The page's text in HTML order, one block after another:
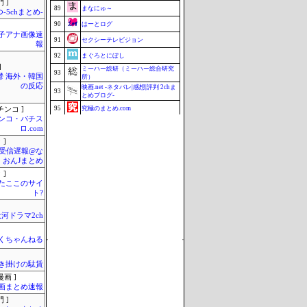
]
-5chまとめ-
アナ画像速
報
海外・韓国
の反応
ンコ ]
コ・パチス
ロ.com
]
信遅報@な
おんJまとめ
]
ここのサイ
ト?
ドラマ2ch
ちゃんねる
掛けの駄賃
画 ]
まとめ速報
]
89 まなにゅ～
90 はーとログ
91 セクシーテレビジョン
92 まぐろとにぼし
93
ミーハー総研（ミーハー総合研究
所）
93
映画.net -ネタバレ|感想|評判 2chま
とめブログ-
95
究極のまとめ.com